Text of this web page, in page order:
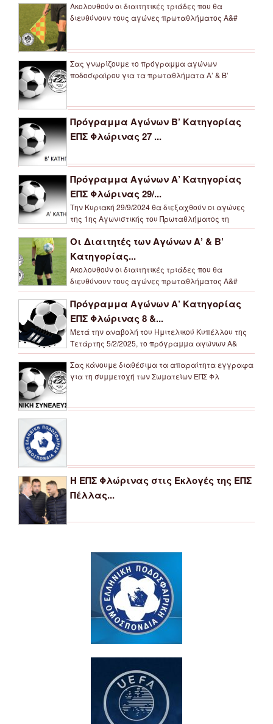
Ακολουθούν οι διαιτητικές τριάδες που θα
διευθύνουν τους αγώνες πρωταθλήματος Α&#
Σας γνωρίζουμε το πρόγραμμα αγώνων
ποδοσφαίρου για τα πρωταθλήματα Α’ & Β’
Πρόγραμμα Αγώνων Β’ Κατηγορίας
ΕΠΣ Φλώρινας 27 ...
Πρόγραμμα Αγώνων Α’ Κατηγορίας
ΕΠΣ Φλώρινας 29/...
Την Κυριακή 29/9/2024 θα διεξαχθούν οι αγώνες
της 1ης Αγωνιστικής του Πρωταθλήματος τη
Οι Διαιτητές των Αγώνων Α’ & Β’
Κατηγορίας...
Ακολουθούν οι διαιτητικές τριάδες που θα
διευθύνουν τους αγώνες πρωταθλήματος Α&#
Πρόγραμμα Αγώνων Α’ Κατηγορίας
ΕΠΣ Φλώρινας 8 &...
Μετά την αναβολή του Ημιτελικού Κυπέλλου της
Τετάρτης 5/2/2025, το πρόγραμμα αγώνων Α&
Σας κάνουμε διαθέσιμα τα απαραίτητα εγγραφα
για τη συμμετοχή των Σωματείων ΕΠΣ Φλ
Η ΕΠΣ Φλώρινας στις Εκλογές της ΕΠΣ
Πέλλας...